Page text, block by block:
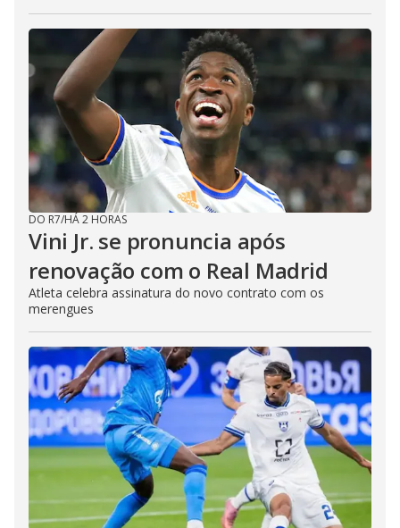
DO R7/HÁ 2 HORAS
Vini Jr. se pronuncia após
renovação com o Real Madrid
Atleta celebra assinatura do novo contrato com os
merengues